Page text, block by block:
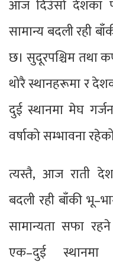
आज दिउँसो देशका
सामान्य बदली रही
छ। सुदूरपश्चिम तथा
थोरै स्थानहरूमा र
दुई स्थानमा मेघ
वर्षाको सम्भावना
त्यस्तै, आज राती
बदली रही बाँकी
सामान्यता सफा
एक–दुई स्थानमा